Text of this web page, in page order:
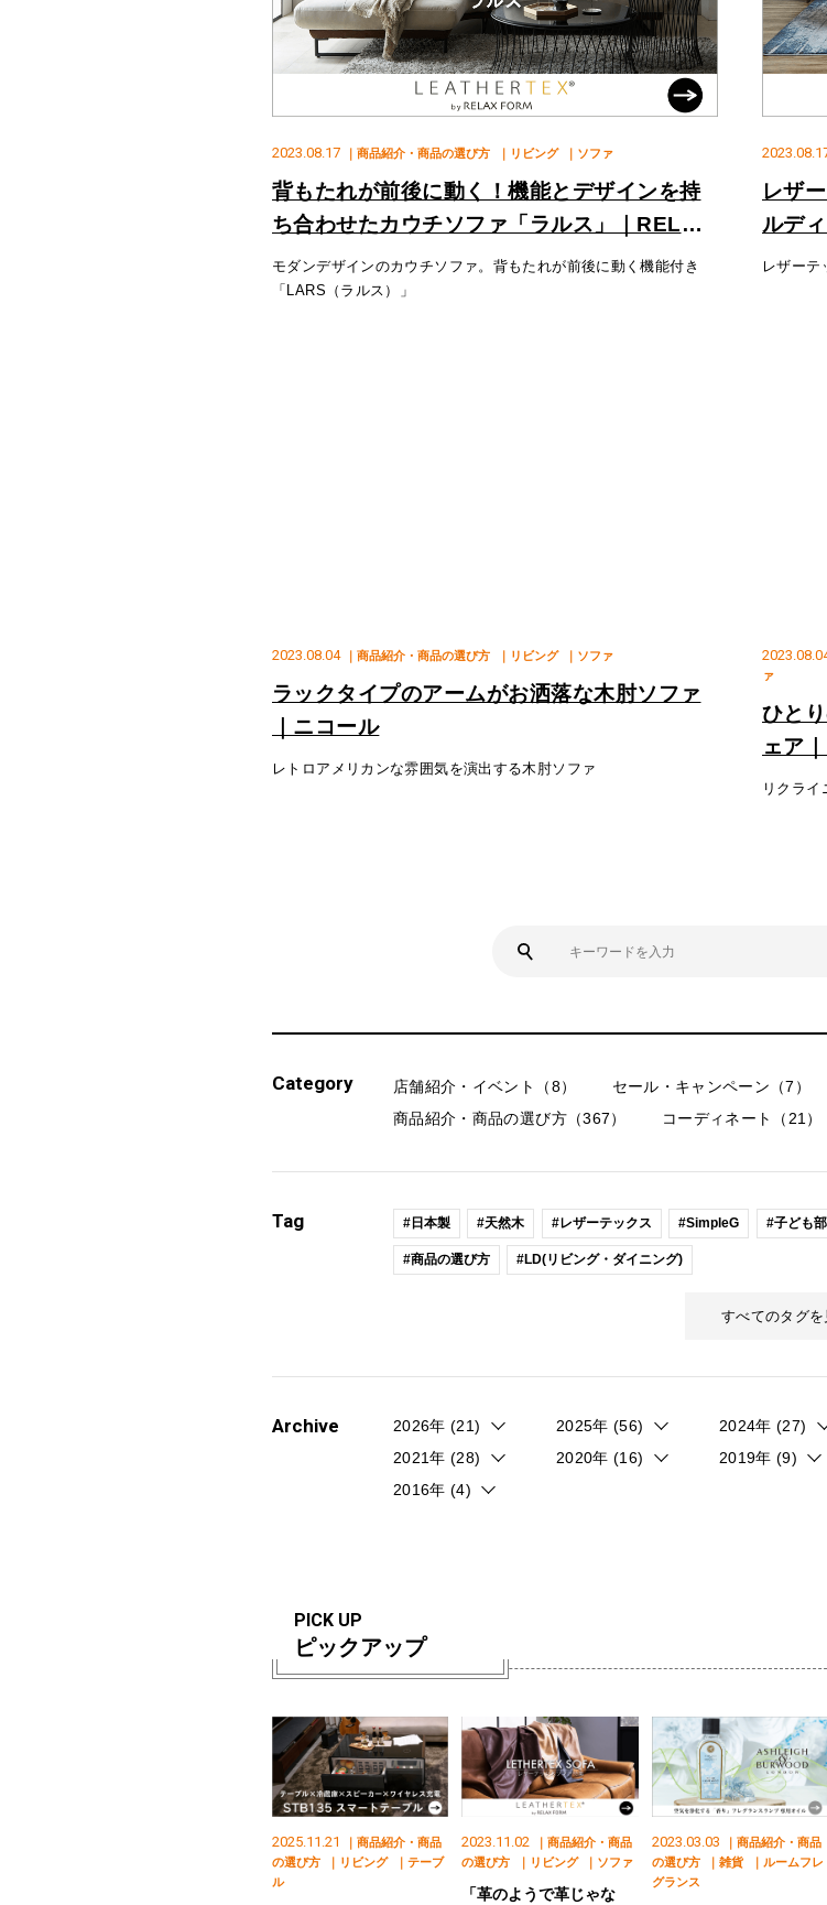
2023.08.17 ｜商品紹介・商品の選び方 ｜リビング ｜ソファ
背もたれが前後に動く！機能とデザインを持
ち合わせたカウチソファ「ラルス」｜RELAX
FORM（リラックスフォーム ）
モダンデザインのカウチソファ。背もたれが前後に動く機能付き
「LARS（ラルス）」
レザ
ルデ
ーム
レザーテ
2023.08.04 ｜商品紹介・商品の選び方 ｜リビング ｜ソファ
ラックタイプのアームがお洒落な木肘ソファ
｜ニコール
レトロアメリカンな雰囲気を演出する木肘ソファ
ァ
ひとりの時
ェア
リクラ
Category 店舗紹介・イベント（8） セール・キャンペーン（7）
商品紹介・商品の選び方（367）
コーディネート（21）
Tag #日本製 #天然木 #レザーテックス #SimpleG #子ども
#商品の選び方 #LD(リビング・ダイニング)
すべてのタグを
Archive 2026年 (21) 2025年 (56) 2024年 (27)
2021年 (28)
2020年 (16) 2019年 (9)
2016年 (4)
PICK UP
ピックアップ
2025.11.21
｜商品紹介・商品
の選び方
｜リビング
｜テーブ
ル
2023.11.02
｜商品紹介・商品
の選び方
｜リビング ｜ソファ
「革のようで革じゃな
2023.03.03
｜商品紹介・商品
の選び方
｜雑貨
｜ルームフレ
グランス